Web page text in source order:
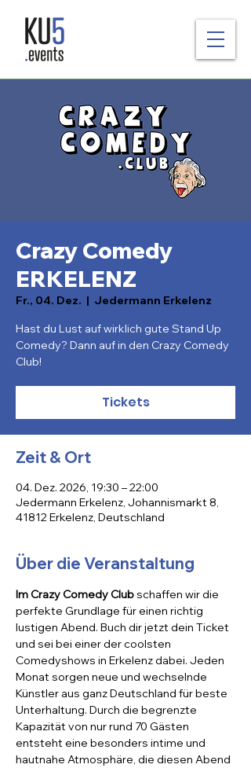
Crazy Comedy
ERKELENZ
Fr., 04. Dez.
  |
Jedermann Erkelenz
Hast du Lust auf wirklich gute Stand Up
Comedy? Dann auf in den Crazy Comedy
Club!
Tickets
Zeit & Ort
04. Dez. 2026, 19:30 – 22:00
Jedermann Erkelenz, Johannismarkt 8,
41812 Erkelenz, Deutschland
Über die Veranstaltung
Im Crazy Comedy Club schaffen wir die
perfekte Grundlage für einen richtig
lustigen Abend. Buch dir jetzt dein Ticket
und sei bei einer der coolsten
Comedyshows in Erkelenz dabei. Jeden
Monat sorgen neue und wechselnde
Künstler aus ganz Deutschland für beste
Unterhaltung. Durch die begrenzte
Kapazität von nur rund 70 Gästen
entsteht eine besonders intime und
hautnahe Atmosphäre, die diesen Abend